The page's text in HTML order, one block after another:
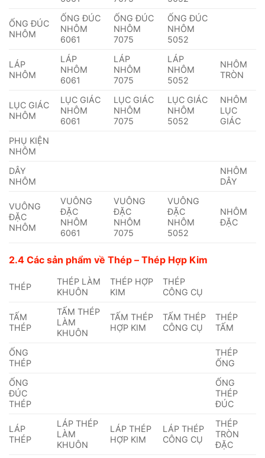
ỐNG ĐÚC
NHÔM
ỐNG ĐÚC
NHÔM
6061
ỐNG ĐÚC
NHÔM
7075
ỐNG ĐÚC
NHÔM
5052
LÁP
NHÔM
LÁP
NHÔM
6061
LÁP
NHÔM
7075
LÁP
NHÔM
5052
NHÔM
TRÒN
LỤC GIÁC
NHÔM
LỤC GIÁC
NHÔM
6061
LỤC GIÁC
NHÔM
7075
LỤC GIÁC
NHÔM
5052
NHÔM
LỤC
GIÁC
PHỤ KIỆN
NHÔM
DÂY
NHÔM
NHÔM
DÂY
VUÔNG
ĐẶC
NHÔM
VUÔNG
ĐẶC
NHÔM
6061
VUÔNG
ĐẶC
NHÔM
7075
VUÔNG
ĐẶC
NHÔM
5052
NHÔM
ĐẶC
2.4 Các sản phẩm về Thép – Thép Hợp Kim
THÉP
THÉP LÀM
KHUÔN
THÉP HỢP
KIM
THÉP
CÔNG CỤ
TẤM
THÉP
TẤM THÉP
LÀM
KHUÔN
TẤM THÉP
HỢP KIM
TẤM THÉP
CÔNG CỤ
THÉP
TẤM
ỐNG
THÉP
THÉP
ỐNG
ỐNG
ĐÚC
THÉP
ỐNG
THÉP
ĐÚC
LÁP
THÉP
LÁP THÉP
LÀM
KHUÔN
LÁP THÉP
HỢP KIM
LÁP THÉP
CÔNG CỤ
THÉP
TRÒN
ĐẶC